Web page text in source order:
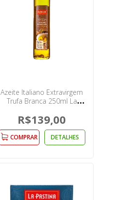
Azeite Italiano Extravirgem
Trufa Branca 250ml La
R$139,00
COMPRAR DETALHES